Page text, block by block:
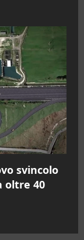
svincolo
oltre 40